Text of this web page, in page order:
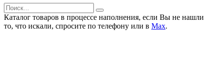
Каталог товаров в процессе наполнения, если Вы не нашли
то, что искали, спросите по телефону или в Мах.